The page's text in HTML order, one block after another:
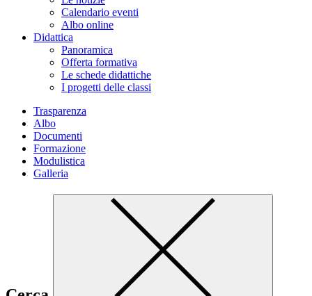
Calendario eventi
Albo online
Didattica
Panoramica
Offerta formativa
Le schede didattiche
I progetti delle classi
Trasparenza
Albo
Documenti
Formazione
Modulistica
Galleria